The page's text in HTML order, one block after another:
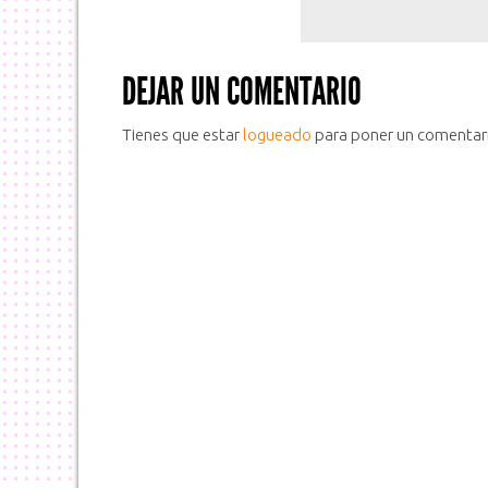
DEJAR UN COMENTARIO
Tienes que estar logueado para poner un